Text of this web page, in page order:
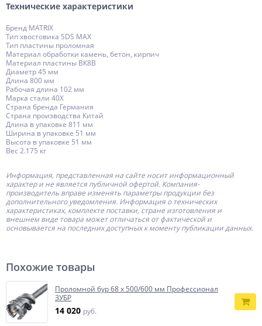
Технические характеристики
Бренд MATRIX
Тип хвостовика SDS MAX
Тип пластины проломная
Материал обработки камень, бетон, кирпич
Материал пластины ВК8В
Диаметр 45 мм
Длина 800 мм
Рабочая длина 102 мм
Марка стали 40Х
Страна бренда Германия
Страна производства Китай
Длина в упаковке 811 мм
Ширина в упаковке 51 мм
Высота в упаковке 51 мм
Вес 2.175 кг
Информация, представленная на сайте носит информационный
характер и не является публичной офертой. Компания-
производитель вправе изменять параметры продукции без
дополнительного уведомления. Информация о технических
характеристиках, комплекте поставки, стране изготовления и
внешнем виде товара может отличаться от фактической и
основывается на последних доступных к моменту публикации данных.
Похожие товары
Проломной бур 68 х 500/600 мм Профессионал
ЗУБР
14 020 руб.